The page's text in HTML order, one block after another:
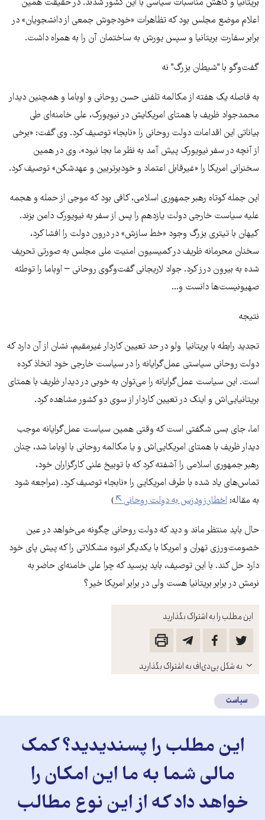
این مطلب را به اشتراک بگذارید
باز
کنید
به شکل پی‌دی‌اف به اشتراک بگذارید
بریتانیا و کاهش مناسبات سیاسی با این کشور شدند. در حقیقت همین
اعلام موضع مجلس بود که تظاهرات «خودجوش جمعی از دانشجویان» در
برابر سفارت بریتانیا و سپس یورش به ساختمان آن را به همراه داشت.
گفت‌وگو با "شیطان بزرگ" نه
به فاصله یک هفته از مکالمه تلفنی حسن روحانی و اوباما و همچنین دیدار
محمدجواد ظریف با همتای امریکایش در نیویورک، علی خامنه‌ای طی
بیاناتی این اقدامات دولت روحانی را «نابجا» توصیف کرد. وی گفت: «برخی
از آنچه در سفر نیویورک پیش آمد به نظر ما بجا نبود». وی در همین
سخنرانی امریکا را «غیرقابل اعتماد و خودبرتربین و عهدشکن» توصیف کرد.
این جمله کوتاه رهبر جمهوری اسلامی، کافی بود که موجی از حمله و هجمه
علیه سیاست خارجی دولت یازدهم را پس از سفر به نیویورک دامن بزند.
کیهان با تیتری بزرگ وجود «خط سازش» در درون دولت را افشا کرد،
سخنان محرمانه ظریف در کمیسیون امنیت ملی مجلس به صورتی تحریف
شده به بیرون درز کرد. جواد لاریجانی گفت‌وگوی روحانی – اوباما را توطئه
صهیونیست‌ها دانست و...
نتیجه
تجدید رابطه با بریتانیا ولو در حد تعیین کاردار غیرمقیم، نشان از آن دارد که
دولت روحانی سیاستی عمل‌گرایانه را در سیاست خارجی خود اتخاذ کرده
است. این سیاست عمل‌گرایانه را می‌توان به خوبی در دیدار ظریف با همتای
بریتانیایی‌اش و اینک در تعیین کاردار از سوی دو کشور مشاهده کرد.
اما، جای بسی شگفتی است که وقتی همین سیاست عمل‌گرایانه موجب
دیدار ظریف با همتای امریکایی‌اش و یا مکالمه روحانی با اوباما شد، چنان
رهبر جمهوری اسلامی را آشفته کرد که با توبیخ علنی کارگزاران خود،
تماس‌های یاد شده با طرف امریکایی را «نابجا» توصیف کرد. (مراجعه شود
به مقاله: اخطار زودرَس به دولت روحانی )
حال باید منتظر ماند و دید که دولت روحانی چگونه می‌خواهد در عین
خصومت‌ورزی تهران و امریکا با یکدیگر انبوه مشکلاتی را که پیش پای خود
دارد حل کند. با این توصیف، باید پرسید که چرا علی خامنه‌ای حاضر به
نرمش در برابر بریتانیا هست ولی در برابر امریکا خیر؟
سیاست
این مطلب را پسندیدید؟ کمک
مالی شما به ما این امکان را
خواهد داد که از این نوع مطالب